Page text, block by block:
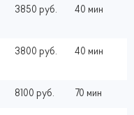
3850 руб. 40 мин
3800 руб. 40 мин
8100 руб. 70 мин